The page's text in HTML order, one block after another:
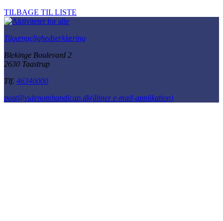
TILBAGE TIL LISTE
Tilgængelighedserklæring
Blekinge Boulevard 2
2630 Taastrup
Tlf. 46340000
post@videnomhandicap.dk(åbner e-mail-applikation)